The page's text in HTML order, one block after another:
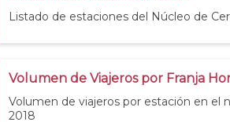
Listado de estaciones del Núcleo de
Volumen de Viajeros por Franja
Volumen de viajeros por estación en el
2018